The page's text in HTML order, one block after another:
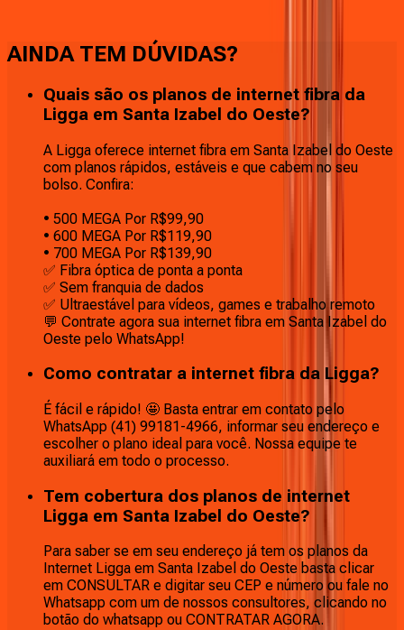
AINDA TEM DÚVIDAS?
Quais são os planos de internet fibra da
Ligga em Santa Izabel do Oeste?
A Ligga oferece internet fibra em Santa Izabel do Oeste
com planos rápidos, estáveis e que cabem no seu
bolso. Confira:
• 500 MEGA Por R$99,90
• 600 MEGA Por R$119,90
• 700 MEGA Por R$139,90
✅ Fibra óptica de ponta a ponta
✅ Sem franquia de dados
✅ Ultraestável para vídeos, games e trabalho remoto
💬 Contrate agora sua internet fibra em Santa Izabel do
Oeste pelo WhatsApp!
Como contratar a internet fibra da Ligga?
É fácil e rápido! 🤩 Basta entrar em contato pelo
WhatsApp (41) 99181-4966, informar seu endereço e
escolher o plano ideal para você. Nossa equipe te
auxiliará em todo o processo.
Tem cobertura dos planos de internet
Ligga em Santa Izabel do Oeste?
Para saber se em seu endereço já tem os planos da
Internet Ligga em Santa Izabel do Oeste basta clicar
em CONSULTAR e digitar seu CEP e número ou fale no
Whatsapp com um de nossos consultores, clicando no
botão do whatsapp ou CONTRATAR AGORA.